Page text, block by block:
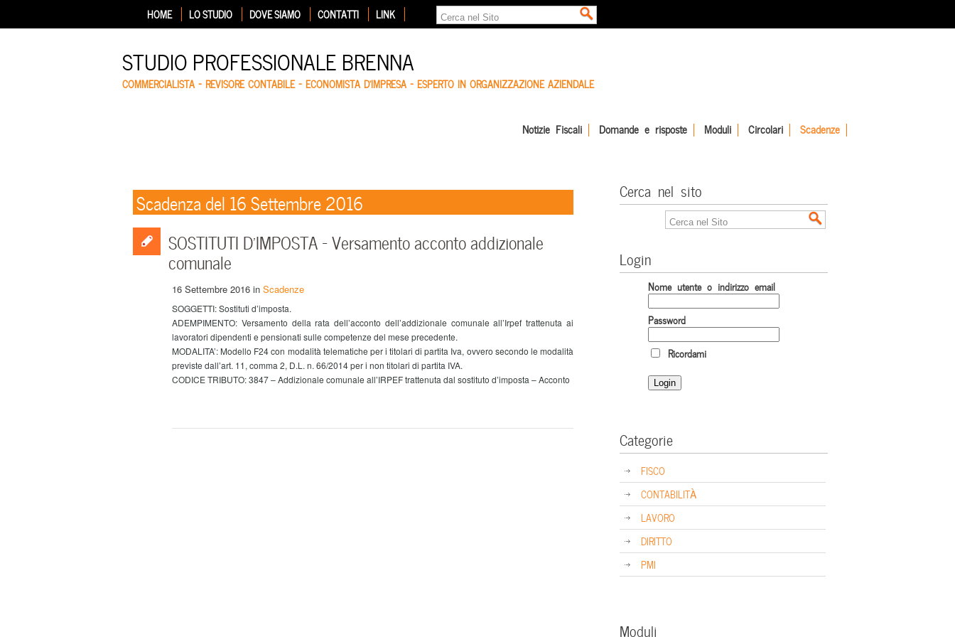
HOME LO STUDIO DOVE SIAMO CONTATTI LINK
STUDIO PROFESSIONALE BRENNA
COMMERCIALISTA – REVISORE CONTABILE – ECONOMISTA D'IMPRESA – ESPERTO IN ORGANIZZAZIONE AZIENDALE
Notizie Fiscali Domande e risposte Moduli Circolari Scadenze
Scadenza del 16 Settembre 2016
SOSTITUTI D’IMPOSTA – Versamento acconto addizionale
comunale
16 Settembre 2016 in Scadenze
SOGGETTI: Sostituti d’imposta.
ADEMPIMENTO: Versamento della rata dell’acconto dell’addizionale comunale all’Irpef trattenuta ai
lavoratori dipendenti e pensionati sulle competenze del mese precedente.
MODALITA’: Modello F24 con modalità telematiche per i titolari di partita Iva, ovvero secondo le modalità
previste dall’art. 11, comma 2, D.L. n. 66/2014 per i non titolari di partita IVA.
CODICE TRIBUTO: 3847 – Addizionale comunale all’IRPEF trattenuta dal sostituto d’imposta – Acconto
Cerca nel sito
Login
Nome utente o indirizzo email
Password
Ricordami
Categorie
FISCO
CONTABILITÀ
LAVORO
DIRITTO
PMI
Moduli